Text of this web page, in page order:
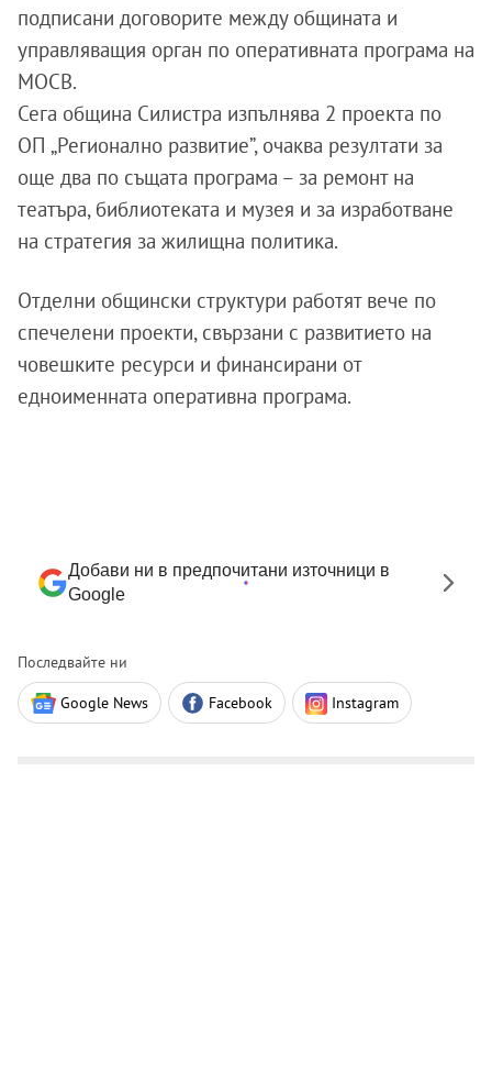
подписани договорите между общината и
управляващия орган по оперативната програма на
МОСВ.
Сега община Силистра изпълнява 2 проекта по
ОП „Регионално развитие”, очаква резултати за
още два по същата програма – за ремонт на
театъра, библиотеката и музея и за изработване
на стратегия за жилищна политика.
Отделни общински структури работят вече по
спечелени проекти, свързани с развитието на
човешките ресурси и финансирани от
едноименната оперативна програма.
Добави ни в предпочитани източници в
Google
Последвайте ни
Google News Facebook Instagram